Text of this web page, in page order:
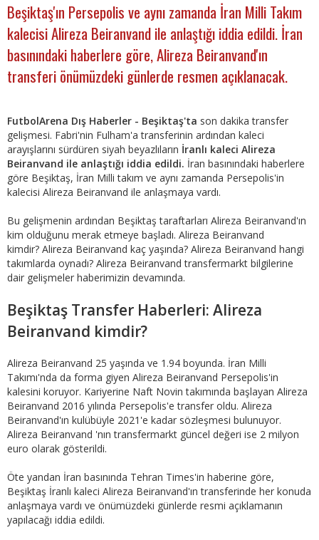
Beşiktaş'ın Persepolis ve aynı zamanda İran Milli Takım
kalecisi Alireza Beiranvand ile anlaştığı iddia edildi. İran
basınındaki haberlere göre, Alireza Beiranvand'ın
transferi önümüzdeki günlerde resmen açıklanacak.
FutbolArena Dış Haberler - Beşiktaş'ta son dakika transfer
gelişmesi. Fabri'nin Fulham'a transferinin ardından kaleci
arayışlarını sürdüren siyah beyazlıların İranlı kaleci Alireza
Beiranvand ile anlaştığı iddia edildi. İran basınındaki haberlere
göre Beşiktaş, İran Milli takım ve aynı zamanda Persepolis'in
kalecisi Alireza Beiranvand ile anlaşmaya vardı.
Bu gelişmenin ardından Beşiktaş taraftarları Alireza Beiranvand'ın
kim olduğunu merak etmeye başladı. Alireza Beiranvand
kimdir? Alireza Beiranvand kaç yaşında? Alireza Beiranvand hangi
takımlarda oynadı? Alireza Beiranvand transfermarkt bilgilerine
dair gelişmeler haberimizin devamında.
Beşiktaş Transfer Haberleri: Alireza
Beiranvand kimdir?
Alireza Beiranvand 25 yaşında ve 1.94 boyunda. İran Milli
Takımı'nda da forma giyen Alireza Beiranvand Persepolis'in
kalesini koruyor. Kariyerine Naft Novin takımında başlayan Alireza
Beiranvand 2016 yılında Persepolis'e transfer oldu. Alireza
Beiranvand'ın kulübüyle 2021'e kadar sözleşmesi bulunuyor.
Alireza Beiranvand 'nın transfermarkt güncel değeri ise 2 milyon
euro olarak gösterildi.
Öte yandan İran basınında Tehran Times'in haberine göre,
Beşiktaş İranlı kaleci Alireza Beiranvand'ın transferinde her konuda
anlaşmaya vardı ve önümüzdeki günlerde resmi açıklamanın
yapılacağı iddia edildi.